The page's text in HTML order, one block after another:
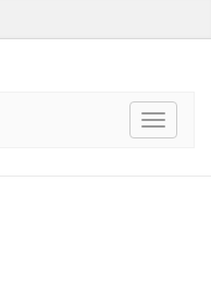
Toggle